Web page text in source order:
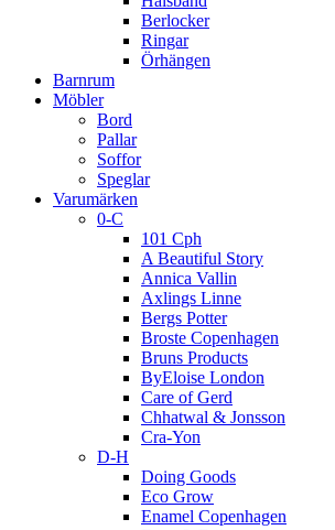
Berlocker
Ringar
Örhängen
Barnrum
Möbler
Bord
Pallar
Soffor
Speglar
Varumärken
0-C
101 Cph
A Beautiful Story
Annica Vallin
Axlings Linne
Bergs Potter
Broste Copenhagen
Bruns Products
ByEloise London
Care of Gerd
Chhatwal & Jonsson
Cra-Yon
D-H
Doing Goods
Eco Grow
Enamel Copenhagen